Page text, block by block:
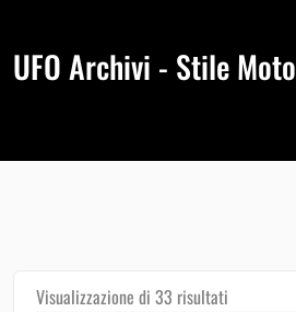
UFO Archivi - Stile Moto
Visualizzazione di 33 risultati